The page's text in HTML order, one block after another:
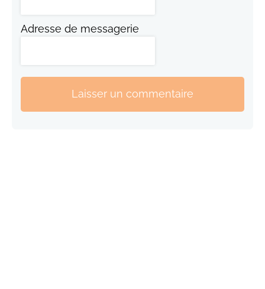
Adresse de messagerie
Laisser un commentaire